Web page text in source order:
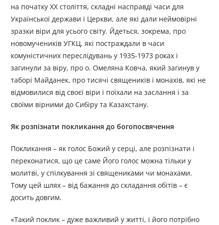
на початку ХХ століття, складні насправді часи для
Української держави і Церкви, але які дали неймовірні
зразки віри для усього світу. Йдеться, зокрема, про
новомучеників УГКЦ, які постраждали в часи
комуністичних переслідувань у 1935-1973 роках і
загинули за віру, про о. Омеляна Ковча, який загинув у
таборі Майданек, про тисячі священиків і монахів, які не
відмовилися від своєї віри і поїхали на заслання і за
своїми вірними до Сибіру та Казахстану.
Як розпізнати покликання до богопосвячення
Покликання – як голос Божий у серці, але розпізнати і
переконатися, що це саме Його голос можна тільки у
молитві, у спілкування зі священиками чи монахами.
Тому цей шлях – від бажання до складання обітів – є
досить довгим.
«Такий поклик – дуже важливий у житті, і його потрібно